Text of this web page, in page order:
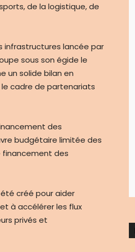
de la logistique, de
infrastructures lancée par
sous son égide le
un solide bilan en
cadre de partenariats
des
budgétaire limitée des
financement des
créé pour aider
à accélérer les flux
privés et